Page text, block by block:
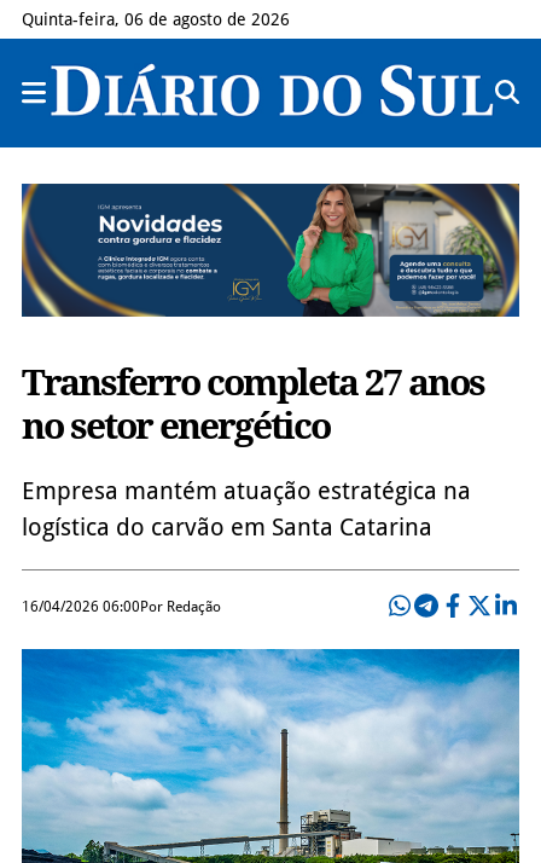
Quinta-feira, 06 de agosto de 2026
Transferro completa 27 anos
no setor energético
Empresa mantém atuação estratégica na
logística do carvão em Santa Catarina
16/04/2026 06:00Por Redação